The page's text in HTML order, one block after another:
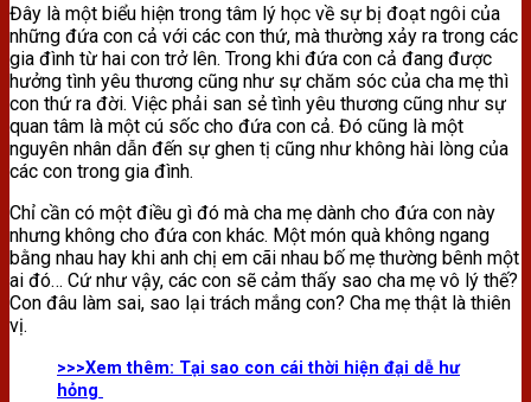
Đây là một biểu hiện trong tâm lý học về sự bị đoạt ngôi của
những đứa con cả với các con thứ, mà thường xảy ra trong các
gia đình từ hai con trở lên. Trong khi đứa con cả đang được
hưởng tình yêu thương cũng như sự chăm sóc của cha mẹ thì
con thứ ra đời. Việc phải san sẻ tình yêu thương cũng như sự
quan tâm là một cú sốc cho đứa con cả. Đó cũng là một
nguyên nhân dẫn đến sự ghen tị cũng như không hài lòng của
các con trong gia đình.
Chỉ cần có một điều gì đó mà cha mẹ dành cho đứa con này
nhưng không cho đứa con khác. Một món quà không ngang
bằng nhau hay khi anh chị em cãi nhau bố mẹ thường bênh một
ai đó… Cứ như vậy, các con sẽ cảm thấy sao cha mẹ vô lý thế?
Con đâu làm sai, sao lại trách mắng con? Cha mẹ thật là thiên
vị.
>>>Xem thêm: Tại sao con cái thời hiện đại dễ hư
hỏng